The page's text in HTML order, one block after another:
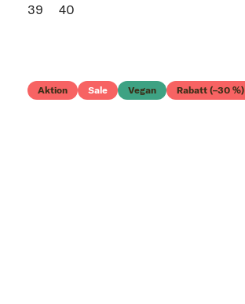
39 40
Aktion Sale Vegan Rabatt (–30 %)